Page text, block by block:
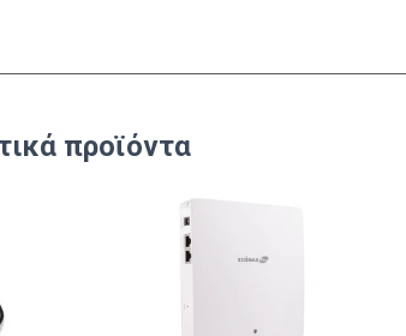
προϊόντα